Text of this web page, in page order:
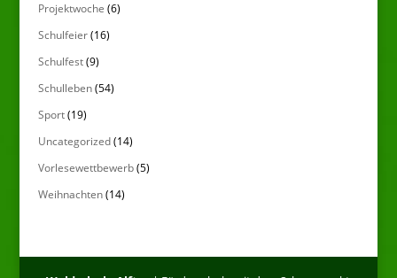
Projektwoche (6)
Schulfeier(16)
Schulfest(9)
Schulleben(54)
Sport(19)
Uncategorized(14)
Vorlesewettbewerb(5)
Weihnachten(14)